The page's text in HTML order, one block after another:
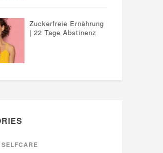
Zuckerfreie Ernährung
| 22 Tage Abstinenz